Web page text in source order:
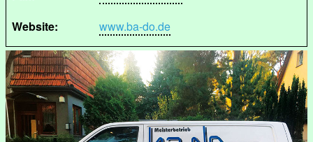
Website:
www.ba-do.de